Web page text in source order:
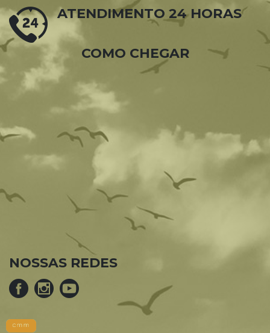
ATENDIMENTO 24 HORAS
COMO CHEGAR
NOSSAS REDES